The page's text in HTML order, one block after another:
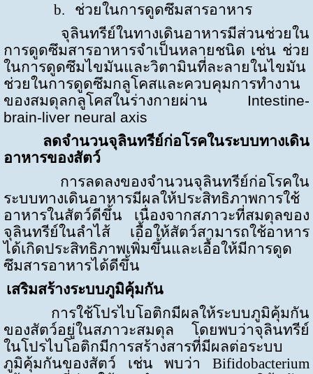
b.
ช่วยในการดูดซึมสารอาหาร
จุลินทรีย์ในทางเดินอาหารมีส่วนช่วยใน
การดูดซึมสารอาหารจำเป็นหลายชนิด เช่น ช่วย
ในการดูดซึมไขมันและวิตามินที่ละลายในไขมัน
ช่วยในการดูดซึมกลูโคสและควบคุมการทำงาน
ของสมดุลกลูโคสในร่างกายผ่าน Intestine-
brain-liver neural axis
ลดจำนวนจุลินทรีย์ก่อโรคในระบบทางเดิน
อาหารของสัตว์
การลดลงของจำนวนจุลินทรีย์ก่อโรคใน
ระบบทางเดินอาหารมีผลให้ประสิทธิภาพการใช้
อาหารในสัตว์ดีขึ้น เนื่องจากสภาวะที่สมดุลของ
จุลินทรีย์ในลำไส้ เอื้อให้สัตว์สามารถใช้อาหาร
ได้เกิดประสิทธิภาพเพิ่มขึ้นและเอื้อให้มีการดูด
ซึมสารอาหารได้ดีขึ้น
เสริมสร้างระบบภูมิคุ้มกัน
การใช้โปรไบโอติกมีผลให้ระบบภูมิคุ้มกัน
ของสัตว์อยู่ในสภาวะสมดุล โดยพบว่าจุลินทรีย์
ในโปรไบโอติกมีการสร้างสารที่มีผลต่อระบบ
ภูมิคุ้มกันของสัตว์ เช่น พบว่าBifidobacterium